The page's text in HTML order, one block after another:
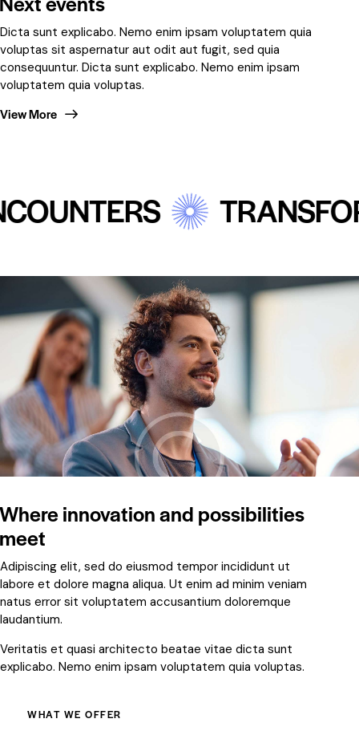
Dicta sunt explicabo. Nemo enim ipsam voluptatem quia
voluptas sit aspernatur aut odit aut fugit, sed quia
consequuntur. Dicta sunt explicabo. Nemo enim ipsam
voluptatem quia voluptas.
View More
Where innovation and possibilities
meet
Adipiscing elit, sed do eiusmod tempor incididunt ut
labore et dolore magna aliqua. Ut enim ad minim veniam
natus error sit voluptatem accusantium doloremque
laudantium.
Veritatis et quasi architecto beatae vitae dicta sunt
explicabo. Nemo enim ipsam voluptatem quia voluptas.
WHAT WE OFFER